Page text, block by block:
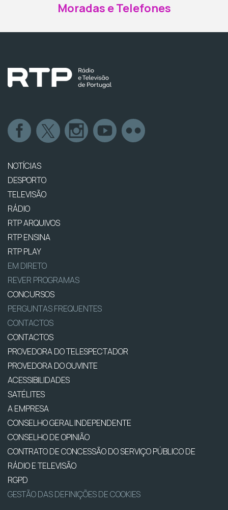
Moradas e Telefones
NOTÍCIAS
DESPORTO
TELEVISÃO
RÁDIO
RTP ARQUIVOS
RTP ENSINA
RTP PLAY
EM DIRETO
REVER PROGRAMAS
CONCURSOS
PERGUNTAS FREQUENTES
CONTACTOS
CONTACTOS
PROVEDORA DO TELESPECTADOR
PROVEDORA DO OUVINTE
ACESSIBILIDADES
SATÉLITES
A EMPRESA
CONSELHO GERAL INDEPENDENTE
CONSELHO DE OPINIÃO
CONTRATO DE CONCESSÃO DO SERVIÇO PÚBLICO DE
RÁDIO E TELEVISÃO
RGPD
GESTÃO DAS DEFINIÇÕES DE COOKIES